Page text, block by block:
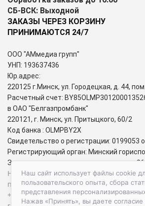
Наш сайт использует файлы cookie
пользовательского опыта, сбора
представления
Нажав «Принять», вы даете согласие
СБ-ВСК: Выходной
ЗАКАЗЫ ЧЕРЕЗ КОРЗИНУ
ПРИНИМАЮТСЯ 24/7
ООО "АМмедиа групп"
УНП: 193637436
Юр.адрес:
220125 г.Минск, ул. Городецкая, д. 44,
Расчетный счет:
в ОАО "Белгазпромбанк"
220121, г. Минск, ул. Притыцкого, 60/2
Код банка : OLMPBY2X
Свидетельство о регистрации: 0199053
Регистрирующий орган: Минский
Зарегистрирован в торговом реестре:
Номера городских телефонов
прав потребителей:
+37517-284-39-34 – администрация